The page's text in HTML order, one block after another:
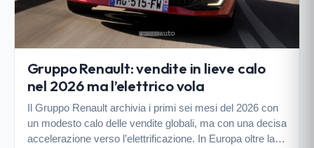
Gruppo Renault: vendite in lieve calo
nel 2026 ma l’elettrico vola
Il Gruppo Renault archivia i primi sei mesi del 2026 con
un modesto calo delle vendite globali, ma con una decisa
accelerazione verso l’elettrificazione. In Europa oltre la